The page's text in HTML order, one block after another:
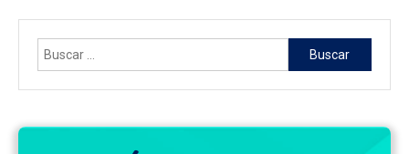
Buscar: